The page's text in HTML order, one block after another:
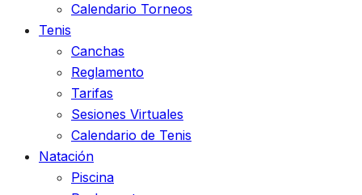
Calendario Torneos
Tenis
Canchas
Reglamento
Tarifas
Sesiones Virtuales
Calendario de Tenis
Natación
Piscina